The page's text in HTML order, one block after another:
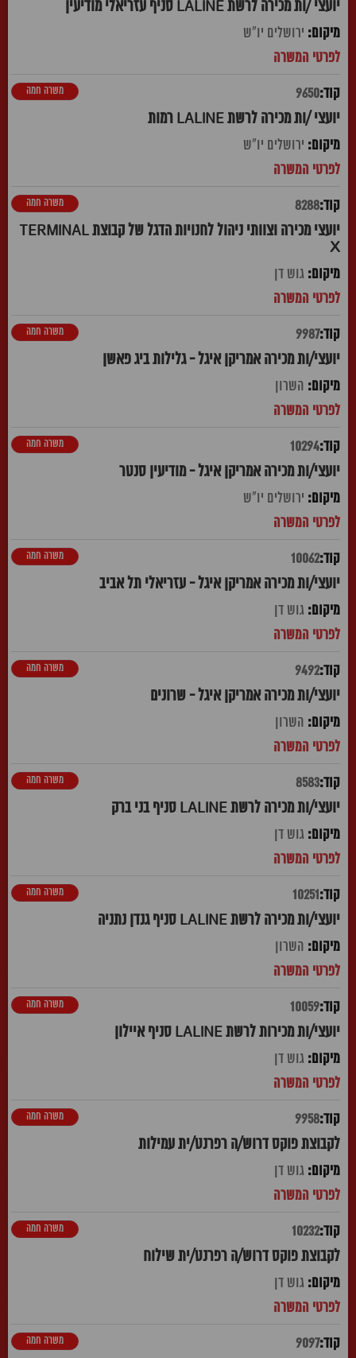
יועצי /ות מכירה לרשת LALINE סניף עזריאלי מודיעין
ירושלים יו"ש
9650
יועצי /ות מכירה לרשת LALINE רמות
משרה חמה
ירושלים יו"ש
8288
יועצי מכירה וצוותי ניהול לחנויות הדגל של קבוצת TERMINAL
X
משרה חמה
גוש דן
9987
יועצי/ות מכירה אמריקן איגל - גלילות ביג פאשן
משרה חמה
השרון
10294
יועצי/ות מכירה אמריקן איגל - מודיעין סנטר
משרה חמה
ירושלים יו"ש
10062
יועצי/ות מכירה אמריקן איגל - עזריאלי תל אביב
משרה חמה
גוש דן
9492
יועצי/ות מכירה אמריקן איגל - שרונים
משרה חמה
השרון
8583
יועצי/ות מכירה לרשת LALINE סניף בני ברק
משרה חמה
גוש דן
10251
יועצי/ות מכירה לרשת LALINE סניף גנדן נתניה
משרה חמה
השרון
10059
יועצי/ות מכירות לרשת LALINE סניף איילון
משרה חמה
גוש דן
9958
לקבוצת פוקס דרוש/ה רפרנט/ית עמילות
משרה חמה
גוש דן
10232
לקבוצת פוקס דרוש/ה רפרנט/ית שילוח
משרה חמה
גוש דן
9097 משרה חמה